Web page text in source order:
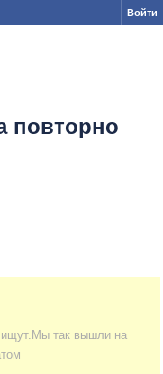
Войти
повторно
ищут.Мы так вышли на